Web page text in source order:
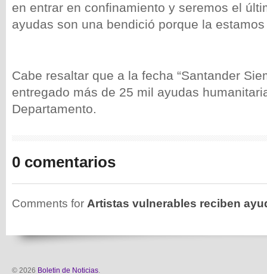
en entrar en confinamiento y seremos el
ayudas son una bendició porque la
Cabe resaltar que a la fecha “Santander
entregado más de 25 mil ayudas
Departamento.
0 comentarios
Comments for Artistas vulnerables reciben
© 2026 Boletin de Noticias.